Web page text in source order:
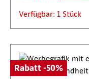
Verfügbar: 1 Stück
Rabatt -50%